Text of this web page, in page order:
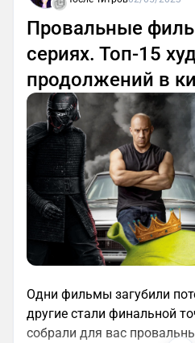
Провальные
сериях. Топ-15
продолжений в
Одни фильмы загубили
другие стали финальной
собрали для вас